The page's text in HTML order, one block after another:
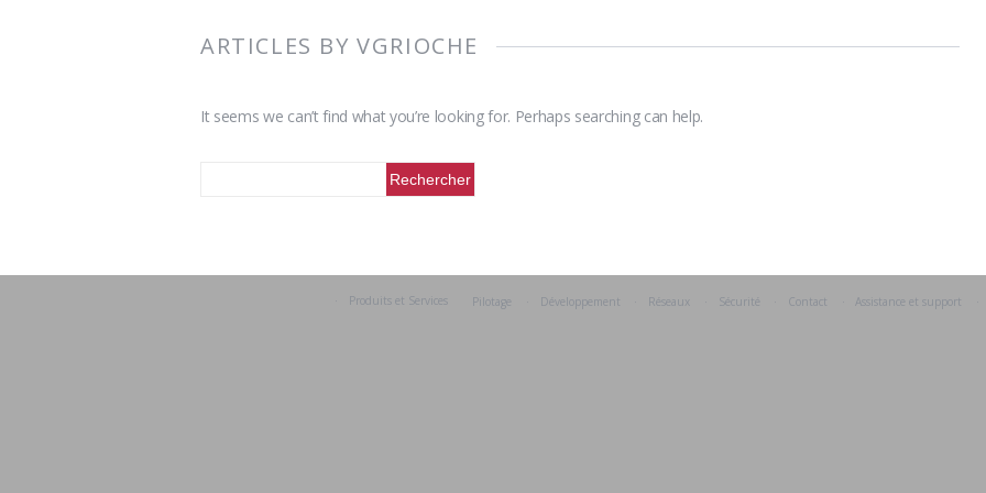
ARTICLES BY VGRIOCHE
It seems we can’t find what you’re looking for. Perhaps searching can help.
Produits et Services Pilotage Développement Réseaux Sécurité Contact Assistance et support